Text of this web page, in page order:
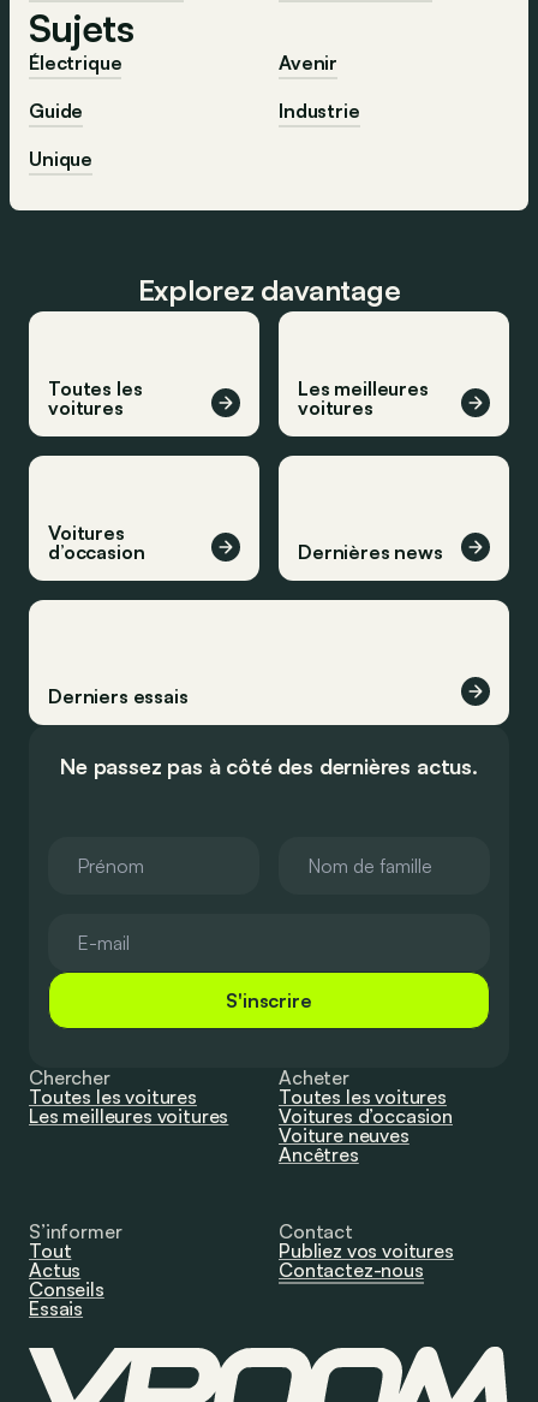
Sujets
Électrique
Avenir
Guide
Industrie
Unique
Explorez davantage
Toutes les
voitures
Les meilleures
voitures
Voitures
d’occasion
Dernières news
Derniers essais
Ne passez pas à côté des dernières actus.
S'inscrire
Chercher
Toutes les voitures
Les meilleures voitures
Acheter
Toutes les voitures
Voitures d’occasion
Voiture neuves
Ancêtres
S’informer
Tout
Actus
Conseils
Essais
Contact
Publiez vos voitures
Contactez-nous